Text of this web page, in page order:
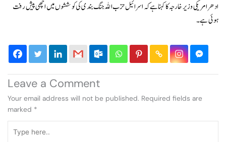
ادھر امریکی وزیر خارجہ کا کہنا ہےکہ اسرائیل حزب اللہ جنگ بندی کی کوششوں میں اچھی پیش رفت
ہوئی ہے۔
Leave a Comment
Your email address will not be published. Required fields are
marked *
here..